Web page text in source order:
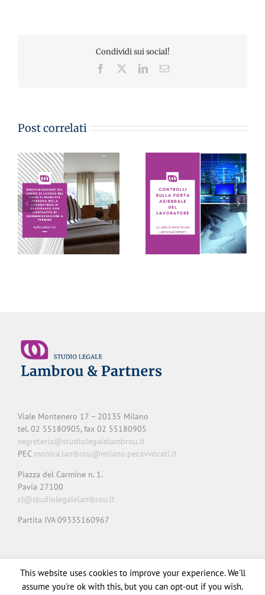
Condividi sui social!
Facebook LinkedInEmail
Post correlati
CONTROLLI SULLA
POSTA AZIENDALE
DEL LAVORATORE:
sono inutilizzabili se
eseguiti in virtù solo
di un sospetto – Avv.
Monica Lambrou
LE PILLOLE DEL
VENERDI’
Viale Montenero 17 – 20135 Milano
tel. 02 55180905, fax 02 55180905
segreteria@studiolegalelambrou.it
PEC monica.lambrou@milano.pecavvocati.it
Piazza del Carmine n. 1.
Pavia 27100
cl@studiolegalelambrou.it
Partita IVA 09335160967
Privacy Cookie Note legali Credits
This website uses cookies to improve your experience. We'll
assume you're ok with this, but you can opt-out if you wish.